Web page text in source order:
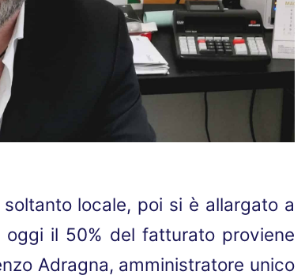
locale, poi si è allargato a
il 50% del fatturato proviene
Adragna, amministratore unico